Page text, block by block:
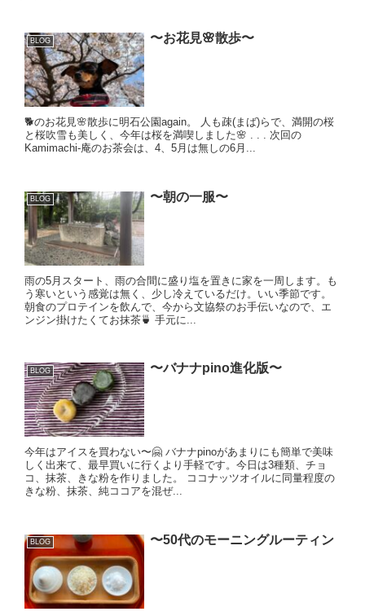
BLOG 〜お花見🌸散歩〜
🐕のお花見🌸散歩に明石公園again。 人も疎(まば)らで、満開の桜
と桜吹雪も美しく、今年は桜を満喫しました🌸 . . . 次回の
Kamimachi-庵のお茶会は、4、5月は無しの6月...
BLOG 〜朝の一服〜
雨の5月スタート、雨の合間に盛り塩を置きに家を一周します。も
う寒いという感覚は無く、少し冷えているだけ。いい季節です。
朝食のプロテインを飲んで、今から文協祭のお手伝いなので、エ
ンジン掛けたくてお抹茶🍵 手元に...
BLOG 〜バナナpino進化版〜
今年はアイスを買わない〜🤗 バナナpinoがあまりにも簡単で美味
しく出来て、最早買いに行くより手軽です。今日は3種類、チョ
コ、抹茶、きな粉を作りました。 ココナッツオイルに同量程度の
きな粉、抹茶、純ココアを混ぜ...
BLOG 〜50代のモーニングルーティン